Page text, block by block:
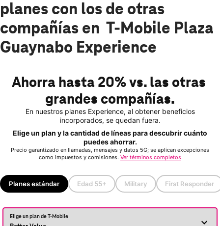
planes con los de otras
compañías en T-Mobile Plaza
Guaynabo Experience